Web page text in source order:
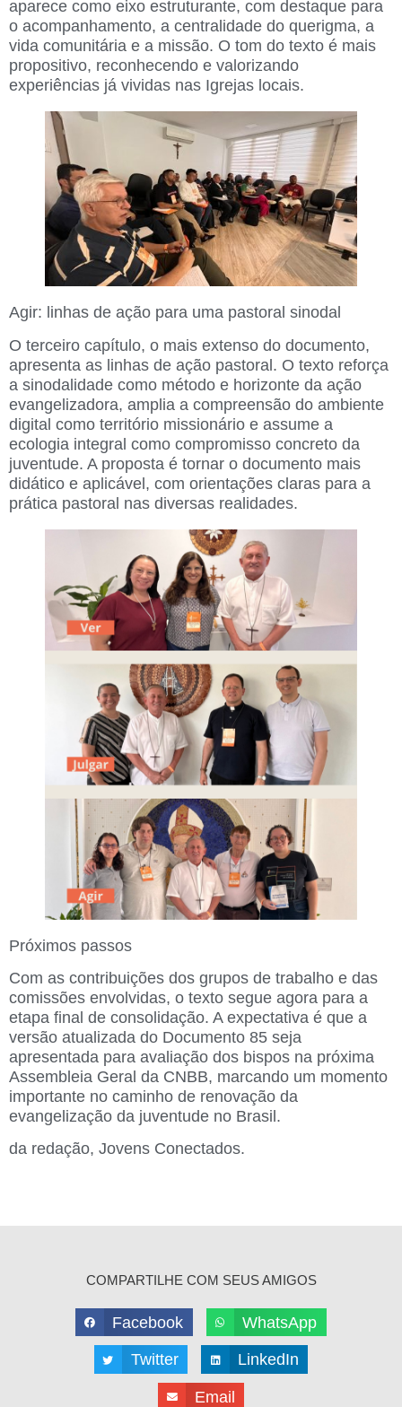
aparece como eixo estruturante, com destaque para
o acompanhamento, a centralidade do querigma, a
vida comunitária e a missão. O tom do texto é mais
propositivo, reconhecendo e valorizando
experiências já vividas nas Igrejas locais.
Agir: linhas de ação para uma pastoral sinodal
O terceiro capítulo, o mais extenso do documento,
apresenta as linhas de ação pastoral. O texto reforça
a sinodalidade como método e horizonte da ação
evangelizadora, amplia a compreensão do ambiente
digital como território missionário e assume a
ecologia integral como compromisso concreto da
juventude. A proposta é tornar o documento mais
didático e aplicável, com orientações claras para a
prática pastoral nas diversas realidades.
Próximos passos
Com as contribuições dos grupos de trabalho e das
comissões envolvidas, o texto segue agora para a
etapa final de consolidação. A expectativa é que a
versão atualizada do Documento 85 seja
apresentada para avaliação dos bispos na próxima
Assembleia Geral da CNBB, marcando um momento
importante no caminho de renovação da
evangelização da juventude no Brasil.
da redação, Jovens Conectados.
COMPARTILHE COM SEUS AMIGOS
Facebook WhatsApp
Twitter LinkedIn
Email